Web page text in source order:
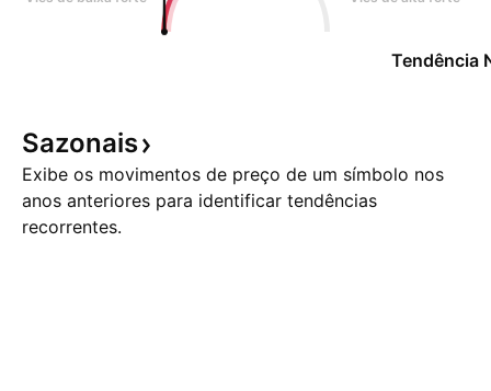
Tendência
Sazonais
Exibe os movimentos de preço de um símbolo nos
anos anteriores para identificar tendências
recorrentes.